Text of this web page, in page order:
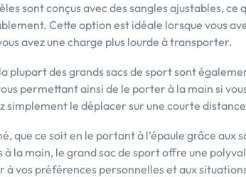
sont conçus avec des sangles ajustables, ce
Cette option est idéale lorsque vous
avez une charge plus lourde à transporter.
plupart des grands sacs de sport sont
permettant ainsi de le porter à la main si
simplement le déplacer sur une courte
que ce soit en le portant à l’épaule grâce aux
à la main, le grand sac de sport offre une
à vos préférences personnelles et aux